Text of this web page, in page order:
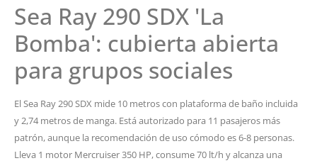
Sea Ray 290 SDX 'La
Bomba': cubierta abierta
para grupos sociales
El Sea Ray 290 SDX mide 10 metros con plataforma de baño incluida
y 2,74 metros de manga. Está autorizado para 11 pasajeros más
patrón, aunque la recomendación de uso cómodo es 6-8 personas.
Lleva 1 motor Mercruiser 350 HP, consume 70 lt/h y alcanza una